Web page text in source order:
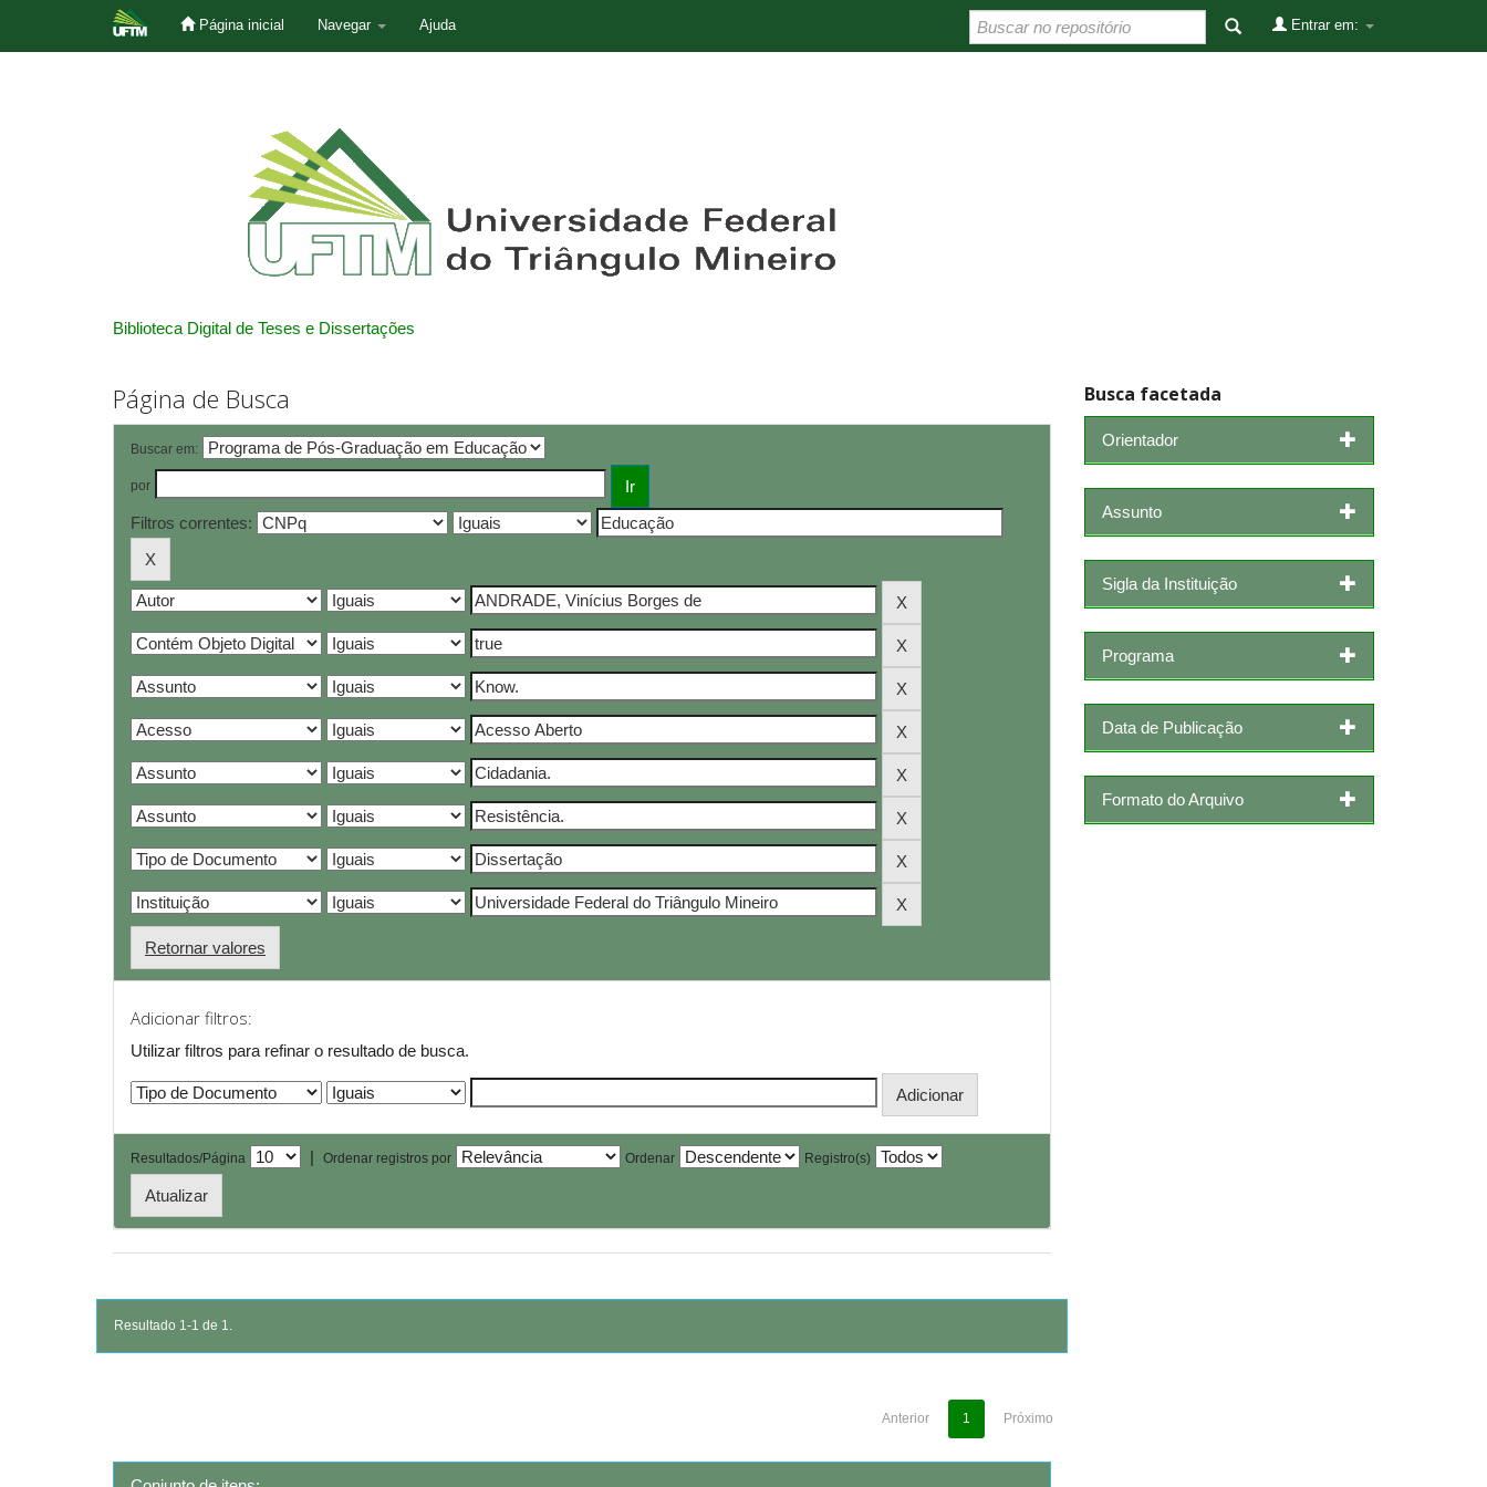
Página inicial Navegar Ajuda Entrar em:
Biblioteca Digital de Teses e Dissertações
Página de Busca
Buscar em:
por
Filtros correntes:
Retornar valores
Adicionar filtros:
Utilizar filtros para refinar o resultado de busca.
Resultados/Página | Ordenar registros por Ordenar Registro(s)
Resultado 1-1 de 1.
Anterior 1 Próximo
Busca facetada
Orientador
Assunto
Sigla da Instituição
Programa
Data de Publicação
Formato do Arquivo